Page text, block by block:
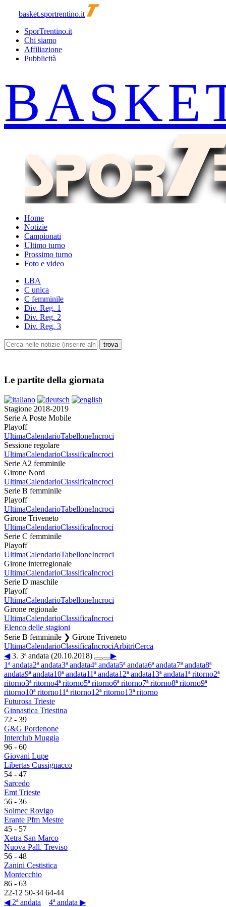
basket.sportrentino.it
SporTrentino.it
Chi siamo
Affiliazione
Pubblicità
Home
Notizie
Campionati
Ultimo turno
Prossimo turno
Foto e video
LBA
C unica
C femminile
Div. Reg. 1
Div. Reg. 2
Div. Reg. 3
Le partite della giornata
Stagione 2018-2019
Serie A Poste Mobile
Playoff
UltimaCalendarioTabelloneIncroci
Sessione regolare
UltimaCalendarioClassificaIncroci
Serie A2 femminile
Girone Nord
UltimaCalendarioClassificaIncroci
Serie B femminile
Playoff
UltimaCalendarioTabelloneIncroci
Girone Triveneto
UltimaCalendarioClassificaIncroci
Serie C femminile
Playoff
UltimaCalendarioTabelloneIncroci
Girone interregionale
UltimaCalendarioClassificaIncroci
Serie D maschile
Playoff
UltimaCalendarioTabelloneIncroci
Girone regionale
UltimaCalendarioClassificaIncroci
Elenco delle stagioni
Serie B femminile ❯ Girone Triveneto
UltimaCalendarioClassificaIncrociArbitriCerca
◀3. 3ª andata (20.10.2018)
▶
1ª andata2ª andata3ª andata4ª andata5ª andata6ª andata7ª andata8ª
andata9ª andata10ª andata11ª andata12ª andata13ª andata1ª ritorno2ª
ritorno3ª ritorno4ª ritorno5ª ritorno6ª ritorno7ª ritorno8ª ritorno9ª
ritorno10ª ritorno11ª ritorno12ª ritorno13ª ritorno
Futurosa Trieste
Ginnastica Triestina
72 - 39
G&G Pordenone
Interclub Muggia
96 - 60
Giovani Lupe
Libertas Cussignacco
54 - 47
Sarcedo
Emt Trieste
56 - 36
Solmec Rovigo
Erante Pfm Mestre
45 - 57
Xetra San Marco
Nuova Pall. Treviso
56 - 48
Zanini Cestistica
Montecchio
86 - 63
22-12 50-34 64-44
◀ 2ª andata
4ª andata ▶